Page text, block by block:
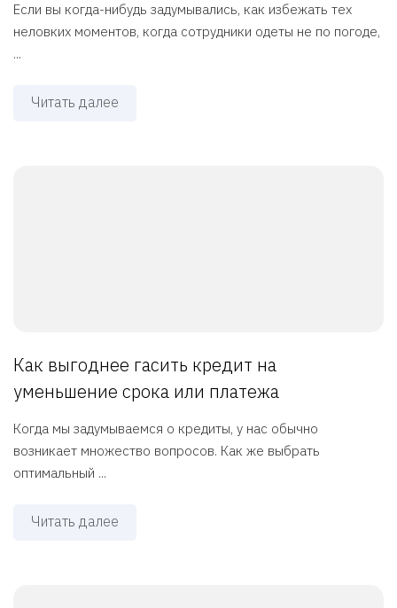
Если вы когда-нибудь задумывались, как избежать тех
неловких моментов, когда сотрудники одеты не по погоде,
...
Читать далее
Как выгоднее гасить кредит на
уменьшение срока или платежа
Когда мы задумываемся о кредиты, у нас обычно
возникает множество вопросов. Как же выбрать
оптимальный ...
Читать далее